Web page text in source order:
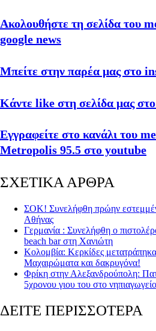
Ακολουθήστε τη σελίδα του
google news
Μπείτε στην παρέα μας στο
Κάντε like στη σελίδα μας
Εγγραφείτε στο κανάλι του
Metropolis 95.5 στο youtube
ΣΧΕΤΙΚΑ ΑΡΘΡΑ
ΣΟΚ! Συνελήφθη πρώην
Αθήνας
Γερμανία : Συνελήφθη ο
beach bar στη Χανιώτη
Κολομβία: Κερκίδες
Μαχαιρώματα και δακρυγόνα!
Φρίκη στην Αλεξανδρούπολη:
5χρονου γιου του στο
ΔΕΙΤΕ ΠΕΡΙΣΣΟΤΕΡΑ